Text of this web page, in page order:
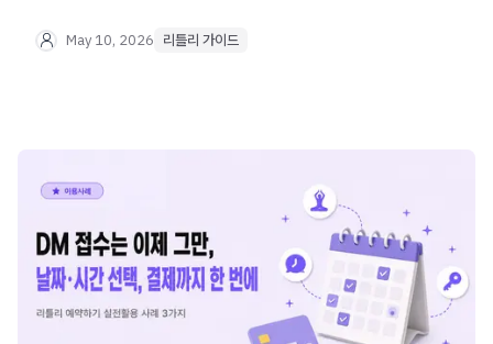
May 10, 2026 리틀리 가이드